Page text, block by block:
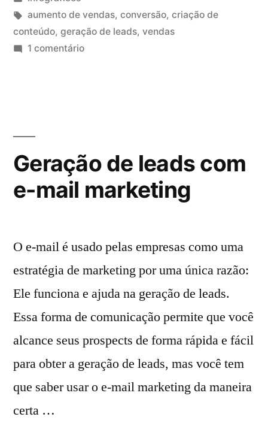
aumento de vendas, conversão, criação de
conteúdo, geração de leads, vendas
1 comentário
Geração de leads com
e-mail marketing
O e-mail é usado pelas empresas como uma
estratégia de marketing por uma única razão:
Ele funciona e ajuda na geração de leads.
Essa forma de comunicação permite que você
alcance seus prospects de forma rápida e fácil
para obter a geração de leads, mas você tem
que saber usar o e-mail marketing da maneira
certa …